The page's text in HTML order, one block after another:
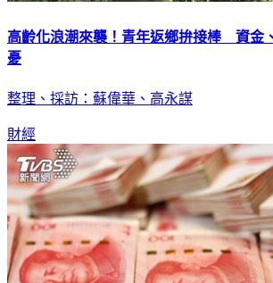
高齡化浪潮來襲！青年返鄉拚接棒 資金
憂
整理、採訪：蘇偉華、高永謀
財經